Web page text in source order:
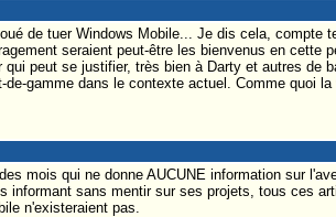
de tuer Windows Mobile... Je dis cela, compte
seraient peut-être les bienvenus en cette
peut se justifier, très bien à Darty et autres de
gamme dans le contexte actuel. Comme quoi
mois qui ne donne AUCUNE information sur
informant sans mentir sur ses projets, tous ces
n'existeraient pas.